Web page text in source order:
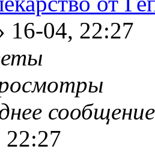
16-04, 22:27
22:27